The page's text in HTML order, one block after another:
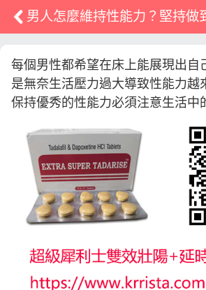
男人怎麼維持性能力？堅持做
每個男性都希望在床上能展現出自
是無奈生活壓力過大導致性能力越
保持優秀的性能力必須注意生活中